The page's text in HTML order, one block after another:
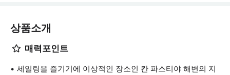
상품소개
매력포인트
세일링을 즐기기에 이상적인 장소인 칸 파스티야 해변의 지